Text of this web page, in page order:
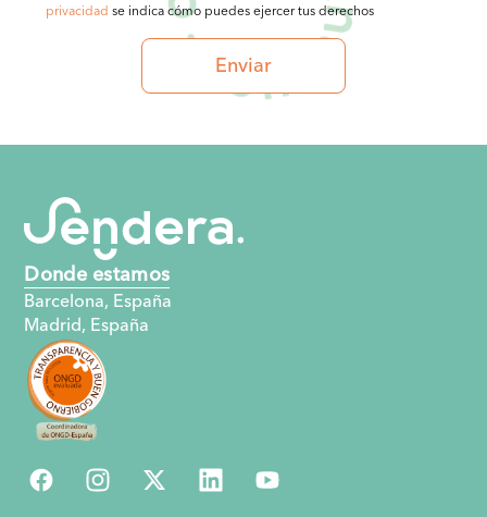
privacidad se indica cómo puedes ejercer tus derechos
Donde estamos
Barcelona, España
Madrid, España